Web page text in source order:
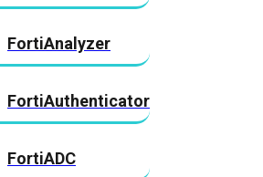
FortiAnalyzer
FortiAuthenticator
FortiADC